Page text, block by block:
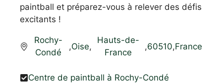
paintball et préparez-vous à relever des défis
excitants !
Rochy-
Condé
,Oise,
Hauts-de-
France
,60510,France
Centre de paintball à Rochy-Condé